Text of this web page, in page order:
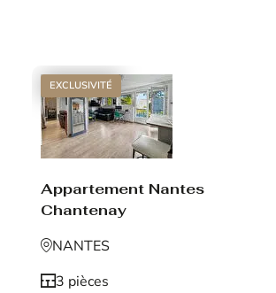
EXCLUSIVITÉ
Appartement Nantes
Chantenay
NANTES
3 pièces